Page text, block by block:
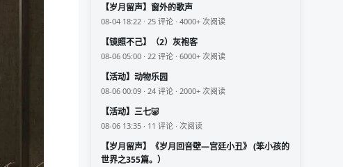
【岁月留声】窗外的歌声
08-04 18:22 · 25 评论 · 4000+ 次阅读
【镜照不己】（2）灰袍客
08-06 05:00 · 22 评论 · 6000+ 次阅读
【活动】动物乐园
08-06 00:09 · 24 评论 · 2000+ 次阅读
【活动】三七🐷
08-06 13:35 · 11 评论 · 次阅读
【岁月留声】《岁月回音壁—宫廷小丑》 (笨小孩的
世界之355篇。）